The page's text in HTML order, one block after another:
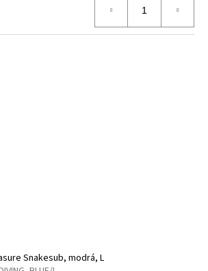
Snakesub, modrá, L